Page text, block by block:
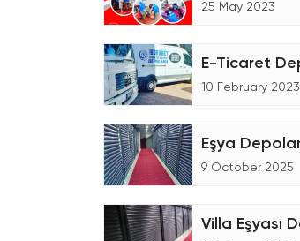
25 May 2023
10 February 2023
9 October 2025